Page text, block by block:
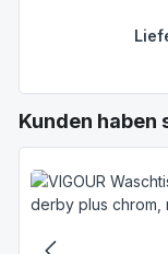
Produktgalerie
Kunden haben